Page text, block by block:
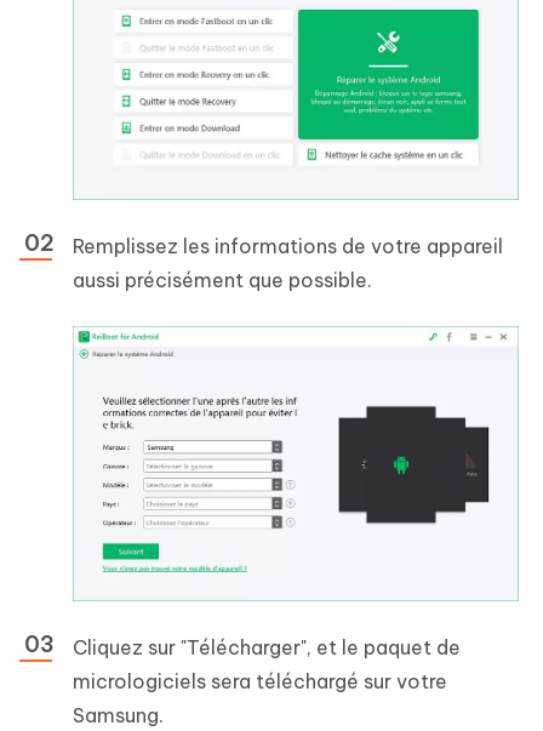
Remplissez les informations de votre appareil
aussi précisément que possible.
Cliquez sur "Télécharger", et le paquet de
micrologiciels sera téléchargé sur votre
Samsung.